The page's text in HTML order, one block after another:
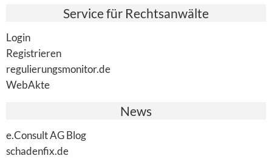
Service für Rechtsanwälte
Login
Registrieren
regulierungsmonitor.de
WebAkte
News
e.Consult AG Blog
schadenfix.de